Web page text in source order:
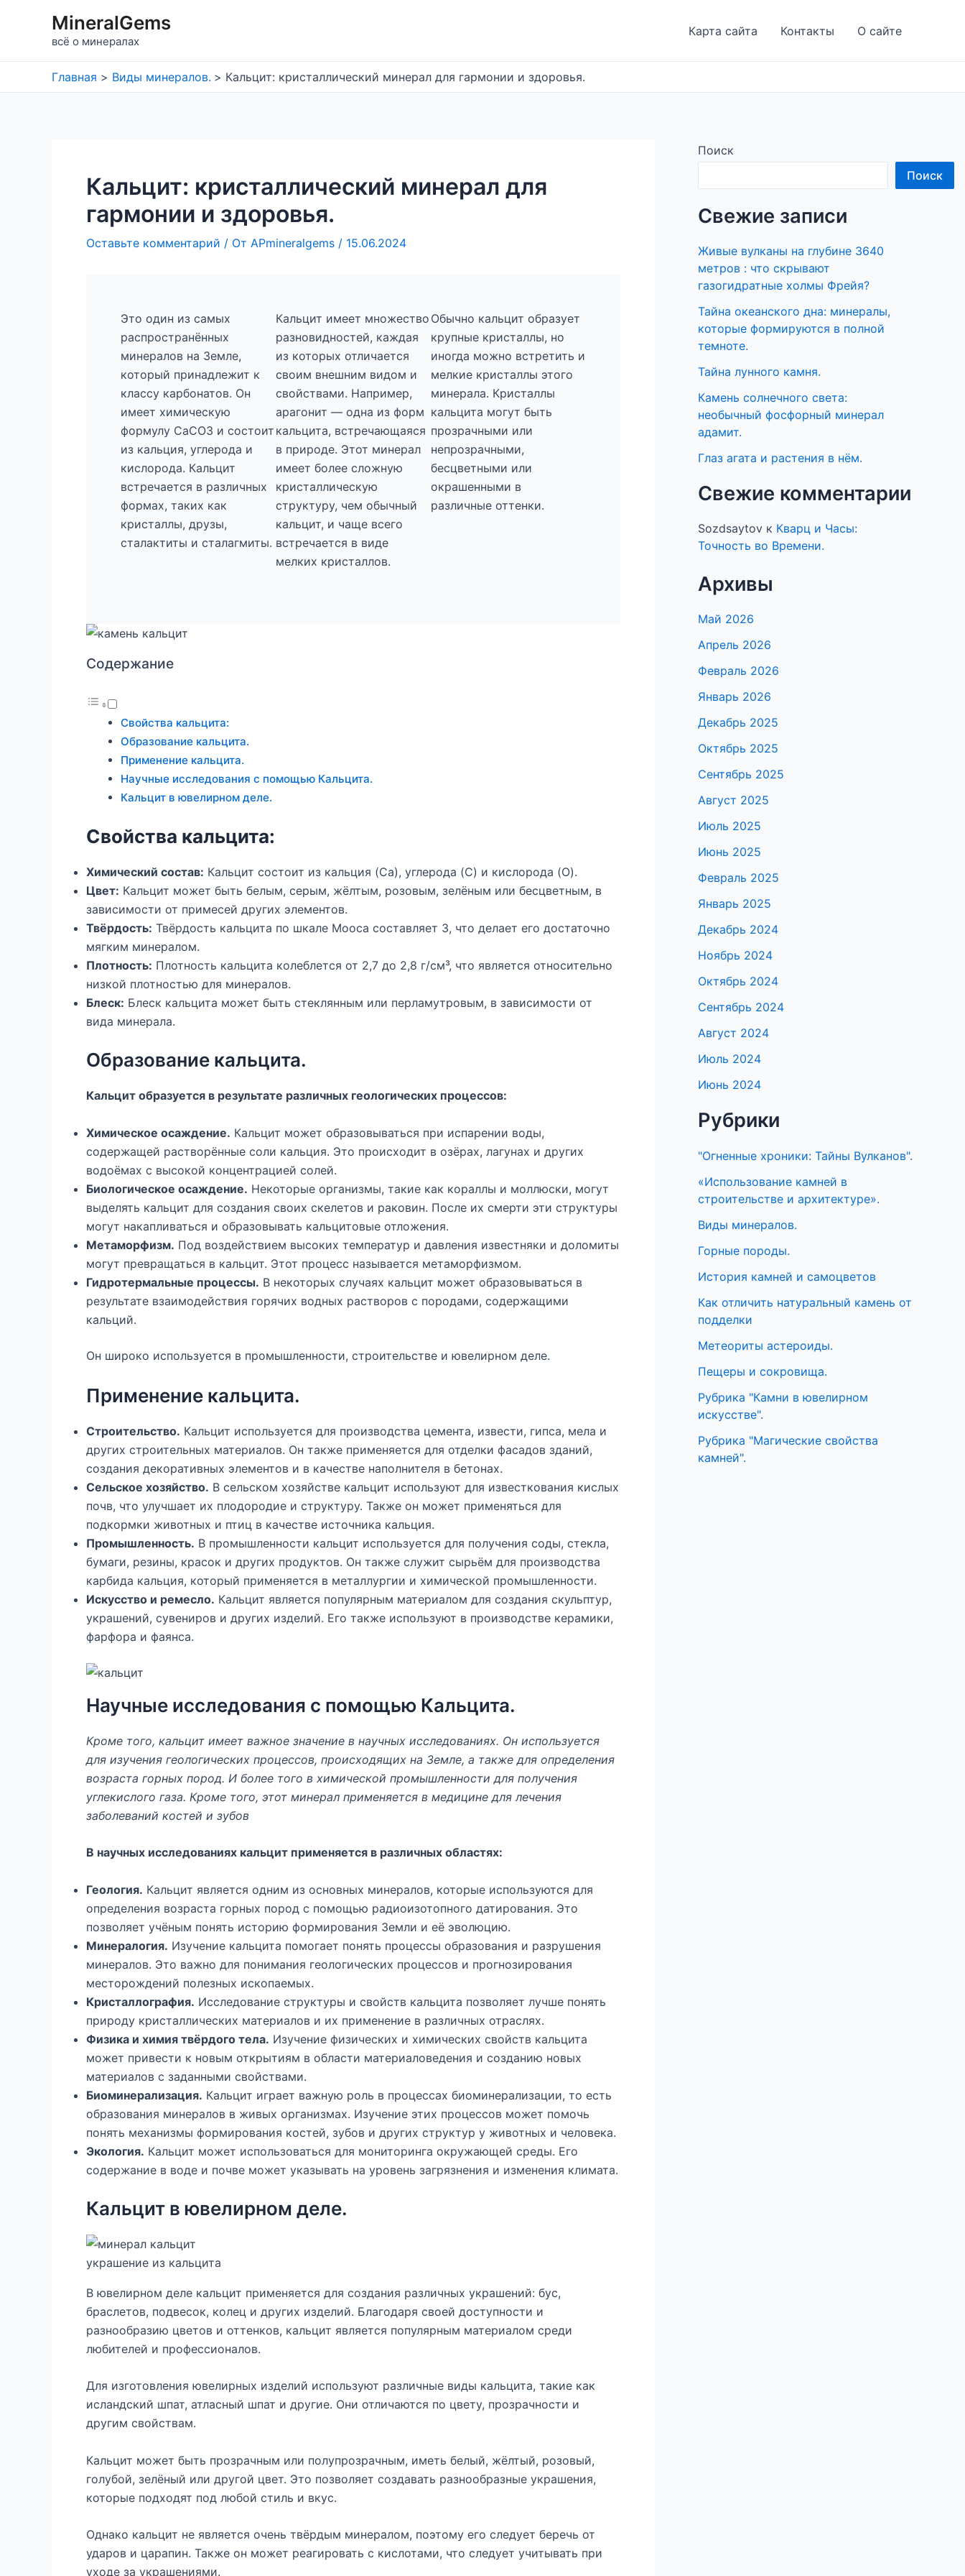
содержимому
MineralGems
всё о минералах
Карта сайта Контакты О сайте
Главная Виды минералов. Кальцит: кристаллический минерал для гармонии и здоровья.
Кальцит: кристаллический минерал для
гармонии и здоровья.
Оставьте комментарий / От APmineralgems / 15.06.2024
Это один из самых
распространённых
минералов на Земле,
который принадлежит к
классу карбонатов. Он
имеет химическую
формулу CaCO3 и состоит
из кальция, углерода и
кислорода. Кальцит
встречается в различных
формах, таких как
кристаллы, друзы,
сталактиты и сталагмиты.
Кальцит имеет множество
разновидностей, каждая
из которых отличается
своим внешним видом и
свойствами. Например,
арагонит — одна из форм
кальцита, встречающаяся
в природе. Этот минерал
имеет более сложную
кристаллическую
структуру, чем обычный
кальцит, и чаще всего
встречается в виде
мелких кристаллов.
Обычно кальцит образует
крупные кристаллы, но
иногда можно встретить и
мелкие кристаллы этого
минерала. Кристаллы
кальцита могут быть
прозрачными или
непрозрачными,
бесцветными или
окрашенными в
различные оттенки.
Содержание
Свойства кальцита:
Образование кальцита.
Применение кальцита.
Научные исследования с помощью Кальцита.
Кальцит в ювелирном деле.
Свойства кальцита:
Химический состав: Кальцит состоит из кальция (Ca), углерода (C) и кислорода (O).
Цвет: Кальцит может быть белым, серым, жёлтым, розовым, зелёным или бесцветным, в
зависимости от примесей других элементов.
Твёрдость: Твёрдость кальцита по шкале Мооса составляет 3, что делает его достаточно
мягким минералом.
Плотность: Плотность кальцита колеблется от 2,7 до 2,8 г/см³, что является относительно
низкой плотностью для минералов.
Блеск: Блеск кальцита может быть стеклянным или перламутровым, в зависимости от
вида минерала.
Образование кальцита.
Кальцит образуется в результате различных геологических процессов:
Химическое осаждение. Кальцит может образовываться при испарении воды,
содержащей растворённые соли кальция. Это происходит в озёрах, лагунах и других
водоёмах с высокой концентрацией солей.
Биологическое осаждение. Некоторые организмы, такие как кораллы и моллюски, могут
выделять кальцит для создания своих скелетов и раковин. После их смерти эти структуры
могут накапливаться и образовывать кальцитовые отложения.
Метаморфизм. Под воздействием высоких температур и давления известняки и доломиты
могут превращаться в кальцит. Этот процесс называется метаморфизмом.
Гидротермальные процессы. В некоторых случаях кальцит может образовываться в
результате взаимодействия горячих водных растворов с породами, содержащими
кальций.
Он широко используется в промышленности, строительстве и ювелирном деле.
Применение кальцита.
Строительство. Кальцит используется для производства цемента, извести, гипса, мела и
других строительных материалов. Он также применяется для отделки фасадов зданий,
создания декоративных элементов и в качестве наполнителя в бетонах.
Сельское хозяйство. В сельском хозяйстве кальцит используют для известкования кислых
почв, что улучшает их плодородие и структуру. Также он может применяться для
подкормки животных и птиц в качестве источника кальция.
Промышленность. В промышленности кальцит используется для получения соды, стекла,
бумаги, резины, красок и других продуктов. Он также служит сырьём для производства
карбида кальция, который применяется в металлургии и химической промышленности.
Искусство и ремесло. Кальцит является популярным материалом для создания скульптур,
украшений, сувениров и других изделий. Его также используют в производстве керамики,
фарфора и фаянса.
Научные исследования с помощью Кальцита.
Кроме того, кальцит имеет важное значение в научных исследованиях. Он используется
для изучения геологических процессов, происходящих на Земле, а также для определения
возраста горных пород. И более того в химической промышленности для получения
углекислого газа. Кроме того, этот минерал применяется в медицине для лечения
заболеваний костей и зубов
В научных исследованиях кальцит применяется в различных областях:
Геология. Кальцит является одним из основных минералов, которые используются для
определения возраста горных пород с помощью радиоизотопного датирования. Это
позволяет учёным понять историю формирования Земли и её эволюцию.
Минералогия. Изучение кальцита помогает понять процессы образования и разрушения
минералов. Это важно для понимания геологических процессов и прогнозирования
месторождений полезных ископаемых.
Кристаллография. Исследование структуры и свойств кальцита позволяет лучше понять
природу кристаллических материалов и их применение в различных отраслях.
Физика и химия твёрдого тела. Изучение физических и химических свойств кальцита
может привести к новым открытиям в области материаловедения и созданию новых
материалов с заданными свойствами.
Биоминерализация. Кальцит играет важную роль в процессах биоминерализации, то есть
образования минералов в живых организмах. Изучение этих процессов может помочь
понять механизмы формирования костей, зубов и других структур у животных и человека.
Экология. Кальцит может использоваться для мониторинга окружающей среды. Его
содержание в воде и почве может указывать на уровень загрязнения и изменения климата.
Кальцит в ювелирном деле.
украшение из кальцита
В ювелирном деле кальцит применяется для создания различных украшений: бус,
браслетов, подвесок, колец и других изделий. Благодаря своей доступности и
разнообразию цветов и оттенков, кальцит является популярным материалом среди
любителей и профессионалов.
Для изготовления ювелирных изделий используют различные виды кальцита, такие как
исландский шпат, атласный шпат и другие. Они отличаются по цвету, прозрачности и
другим свойствам.
Кальцит может быть прозрачным или полупрозрачным, иметь белый, жёлтый, розовый,
голубой, зелёный или другой цвет. Это позволяет создавать разнообразные украшения,
которые подходят под любой стиль и вкус.
Однако кальцит не является очень твёрдым минералом, поэтому его следует беречь от
ударов и царапин. Также он может реагировать с кислотами, что следует учитывать при
уходе за украшениями.
Поиск
Поиск
Свежие записи
Живые вулканы на глубине 3640
метров : что скрывают
газогидратные холмы Фрейя?
Тайна океанского дна: минералы,
которые формируются в полной
темноте.
Тайна лунного камня.
Камень солнечного света:
необычный фосфорный минерал
адамит.
Глаз агата и растения в нём.
Свежие комментарии
Sozdsaytov к Кварц и Часы:
Точность во Времени.
Архивы
Май 2026
Апрель 2026
Февраль 2026
Январь 2026
Декабрь 2025
Октябрь 2025
Сентябрь 2025
Август 2025
Июль 2025
Июнь 2025
Февраль 2025
Январь 2025
Декабрь 2024
Ноябрь 2024
Октябрь 2024
Сентябрь 2024
Август 2024
Июль 2024
Июнь 2024
Рубрики
"Огненные хроники: Тайны Вулканов".
«Использование камней в
строительстве и архитектуре».
Виды минералов.
Горные породы.
История камней и самоцветов
Как отличить натуральный камень от
подделки
Метеориты астероиды.
Пещеры и сокровища.
Рубрика "Камни в ювелирном
искусстве".
Рубрика "Магические свойства
камней".